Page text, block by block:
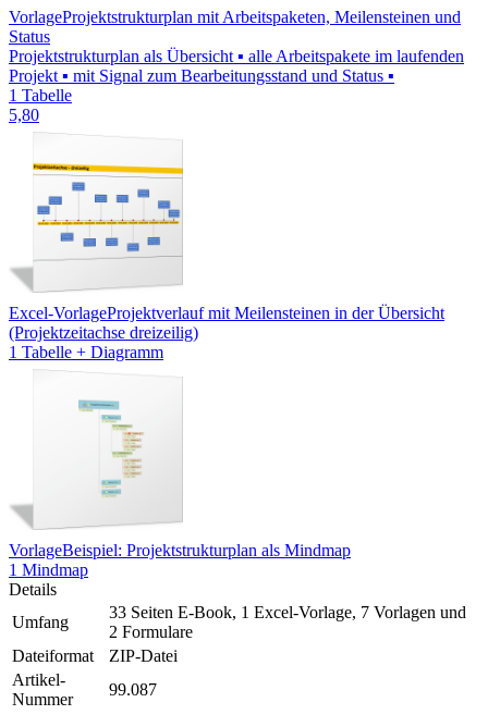
VorlageProjektstrukturplan mit Arbeitspaketen, Meilensteinen und
Status
Projektstrukturplan als Übersicht ▪ alle Arbeitspakete im laufenden
Projekt ▪ mit Signal zum Bearbeitungsstand und Status ▪
1 Tabelle
5,80
Excel-VorlageProjektverlauf mit Meilensteinen in der Übersicht
(Projektzeitachse dreizeilig)
1 Tabelle + Diagramm
VorlageBeispiel: Projektstrukturplan als Mindmap
1 Mindmap
Details
Umfang
33 Seiten E-Book, 1 Excel-Vorlage, 7 Vorlagen und
2 Formulare
Dateiformat
ZIP-Datei
Artikel-
Nummer
99.087